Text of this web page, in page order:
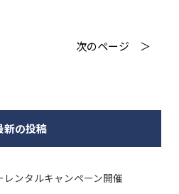
次のページ ＞
新の投稿
ンタルキャンペーン開催